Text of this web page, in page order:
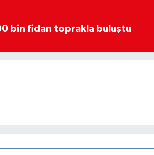
bin fidan toprakla buluştu